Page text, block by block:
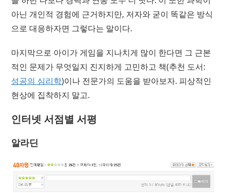
아닌 개인적 경험에 근거하지만, 저자와 굳이 똑같은 방식
으로 대응하자면 그렇다는 말이다.
마지막으로 아이가 게임을 지나치게 많이 한다면 그 근본
적인 문제가 무엇일지 진지하게 고민하고 책(추천 도서:
성공의 심리학)이나 전문가의 도움을 받아보자. 피상적인
현상에 집착하지 말고.
인터넷 서점별 서평
알라딘